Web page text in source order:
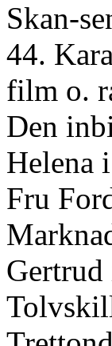
Skan-
44.
film o.
Den
Helena
Fru
Gertrud